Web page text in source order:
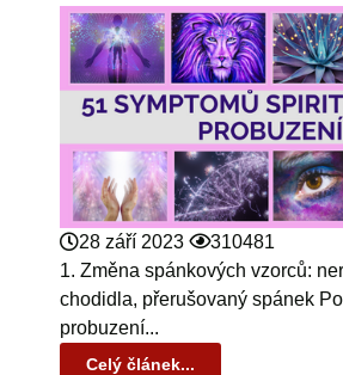
28 září 2023
310481
1. Změna spánkových vzorců:
chodidla, přerušovaný spánek
probuzení...
Celý článek...